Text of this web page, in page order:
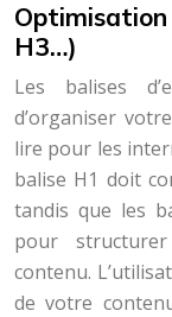
Optimisation
H3…)
Les balises
d’organiser
lire pour les
balise H1 doit
tandis que les
pour
contenu.
de votre